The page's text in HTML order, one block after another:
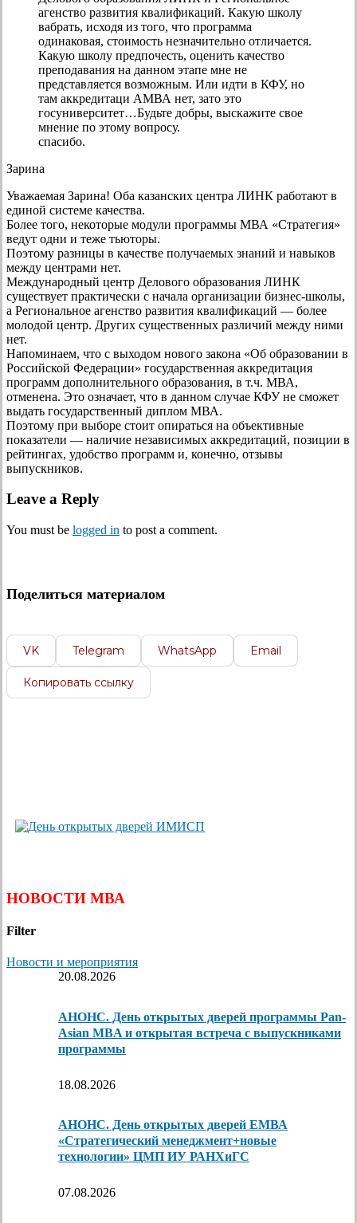
агенство развития квалификаций. Какую школу
вабрать, исходя из того, что программа
одинаковая, стоимость незначительно отличается.
Какую школу предпочесть, оценить качество
преподавания на данном этапе мне не
представляется возможным. Или идти в КФУ, но
там аккредитаци АМВА нет, зато это
госуниверситет…Будьте добры, выскажите свое
мнение по этому вопросу.
спасибо.
Зарина
Уважаемая Зарина! Оба казанских центра ЛИНК работают в
единой системе качества.
Более того, некоторые модули программы МВА «Стратегия»
ведут одни и теже тьюторы.
Поэтому разницы в качестве получаемых знаний и навыков
между центрами нет.
Международный центр Делового образования ЛИНК
существует практически с начала организации бизнес-школы,
а Региональное агенство развития квалификаций — более
молодой центр. Других существенных различий между ними
нет.
Напоминаем, что с выходом нового закона «Об образовании в
Российской Федерации» государственная аккредитация
программ дополнительного образования, в т.ч. МВА,
отменена. Это означает, что в данном случае КФУ не сможет
выдать государственный диплом МВА.
Поэтому при выборе стоит опираться на объективные
показатели — наличие независимых аккредитаций, позиции в
рейтингах, удобство программ и, конечно, отзывы
выпускников.
Leave a Reply
You must be logged in to post a comment.
Поделиться материалом
VK Telegram WhatsApp Email
Копировать ссылку
НОВОСТИ МВА
Filter
Новости и мероприятия
20.08.2026
АНОНС. День открытых дверей программы Pan-
Asian MBA и открытая встреча с выпускниками
программы
18.08.2026
АНОНС. День открытых дверей ЕМВА
«Стратегический менеджмент+новые
технологии» ЦМП ИУ РАНХиГС
07.08.2026